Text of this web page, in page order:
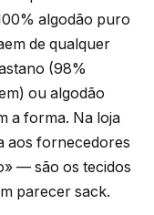
algodão puro
de qualquer
(98%
ou algodão
a forma. Na loja
aos fornecedores
— são os tecidos
parecer sack.